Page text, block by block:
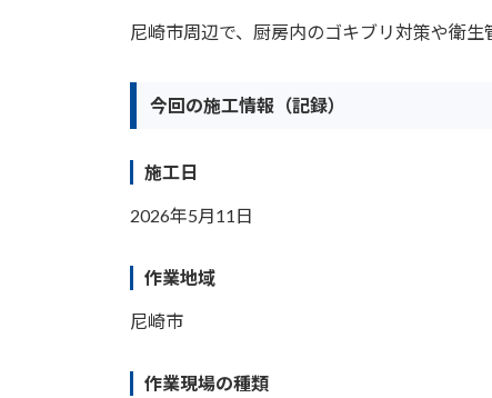
尼崎市周辺で、厨房内のゴキブリ対策や衛
今回の施工情報（記録）
施工日
2026年5月11日
作業地域
尼崎市
作業現場の種類